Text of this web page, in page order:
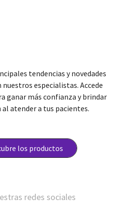
tendencias y novedades
especialistas. Accede
ganar más confianza y brindar
atender a tus pacientes.
los productos
redes sociales